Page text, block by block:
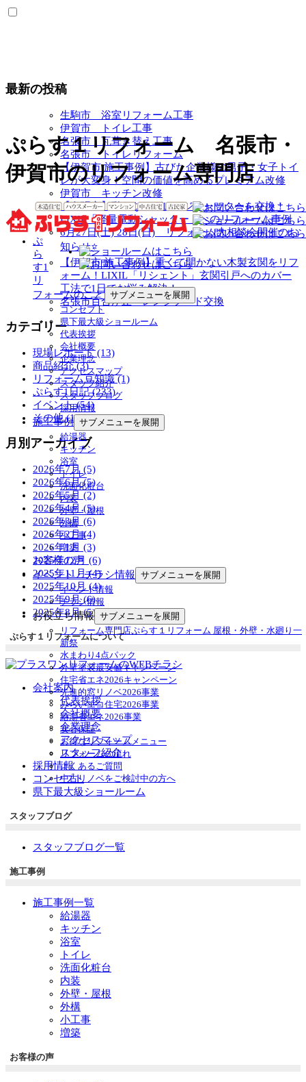
ぷらす１リフォーム 名張市・
伊賀市のリフォーム専門店
ぷ
ら
す1
リ
フォームのこと サブメニューを展開
コンセプト
県下最大級ショールーム
代表挨拶
会社概要
企業理念
アクセスマップ
スタッフ紹介
スタッフブログ
採用情報
施工事例 サブメニューを展開
給湯器
キッチン
浴室
トイレ
洗面化粧台
内装
外壁・屋根
外構
小工事
増築
お客様の声
イベント・チラシ情報 サブメニューを展開
イベント情報
チラシ情報
お役立ち情報 サブメニューを展開
リフォーム専門店ぷらす１リフォーム 屋根・外壁・水廻り一
新祭
水まわり4点パック
外壁塗装最安値キャンペーン
住宅省エネ2026キャンペーン
先進的窓リノベ2026事業
みらいエコ住宅2026事業
給湯省エネ2026事業
安心保証
お得なリフォームメニュー
リフォームの流れ
よくあるご質問
中古リノベをご検討中の方へ
最新の投稿
生駒市 浴室リフォーム工事
伊賀市 トイレ工事
名張市 瓦葺き替え工事
名張市 トイレリフォーム
【伊賀市 施工事例】古びた企業様の男子・女子トイ
レが大変身！空間の価値を高めるプレミアム改修
伊賀市 キッチン改修
【名張市】動かないガレージシャッターを交換！
LIXIL「軽量電動シャッター」へのリフォーム事例
6月27日(土) 28日(日) リフォーム大相談会開催のお
知らせ⭐
【伊賀市 施工事例】重くて開かない木製玄関をリフ
ォーム！LIXIL「リシェント」玄関引戸へのカバー
工法で1日でお悩み解決！
名張市百合が丘 レンジフード交換
カテゴリー
現場レポート (13)
商品紹介 (3)
リフォーム豆知識 (1)
ぷらす1日記 (233)
イベント (54)
その他 (11)
月別アーカイブ
2026年7月 (5)
2026年6月 (5)
2026年5月 (2)
2026年4月 (5)
2026年3月 (6)
2026年2月 (4)
2026年1月 (3)
2025年12月 (6)
2025年11月 (4)
2025年10月 (4)
2025年9月 (6)
2025年8月 (5)
ぷらす１リフォームについて
会社案内
代表挨拶
会社概要
企業理念
アクセスマップ
スタッフ紹介
採用情報
コンセプト
県下最大級ショールーム
スタッフブログ
スタッフブログ一覧
施工事例
施工事例一覧
給湯器
キッチン
浴室
トイレ
洗面化粧台
内装
外壁・屋根
外構
小工事
増築
お客様の声